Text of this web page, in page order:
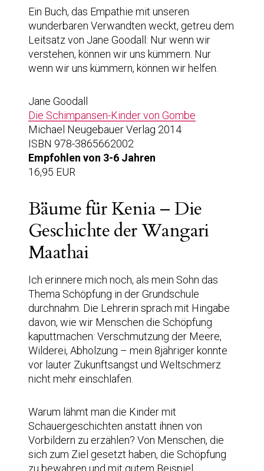
Ein Buch, das Empathie mit unseren
wunderbaren Verwandten weckt, getreu dem
Leitsatz von Jane Goodall: Nur wenn wir
verstehen, können wir uns kümmern. Nur
wenn wir uns kümmern, können wir helfen.
Jane Goodall
Die Schimpansen-Kinder von Gombe
Michael Neugebauer Verlag 2014
ISBN 978-3865662002
Empfohlen von 3-6 Jahren
16,95 EUR
Bäume für Kenia – Die
Geschichte der Wangari
Maathai
Ich erinnere mich noch, als mein Sohn das
Thema Schöpfung in der Grundschule
durchnahm. Die Lehrerin sprach mit Hingabe
davon, wie wir Menschen die Schöpfung
kaputtmachen: Verschmutzung der Meere,
Wilderei, Abholzung – mein 8jähriger konnte
vor lauter Zukunftsangst und Weltschmerz
nicht mehr einschlafen.
Warum lähmt man die Kinder mit
Schauergeschichten anstatt ihnen von
Vorbildern zu erzählen? Von Menschen, die
sich zum Ziel gesetzt haben, die Schöpfung
zu bewahren und mit gutem Beispiel